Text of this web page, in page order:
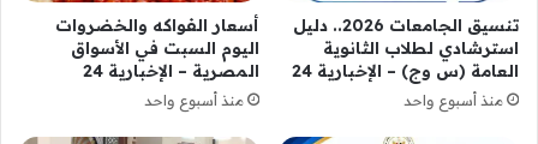
تنسيق الجامعات 2026.. دليل
استرشادي لطلاب الثانوية
العامة (س وج) – الإخبارية 24
منذ أسبوع واحد
أسعار الفواكه والخضروات
اليوم السبت في الأسواق
المصرية – الإخبارية 24
منذ أسبوع واحد